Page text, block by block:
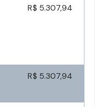
R$ 5.307,94
R$ 5.307,94